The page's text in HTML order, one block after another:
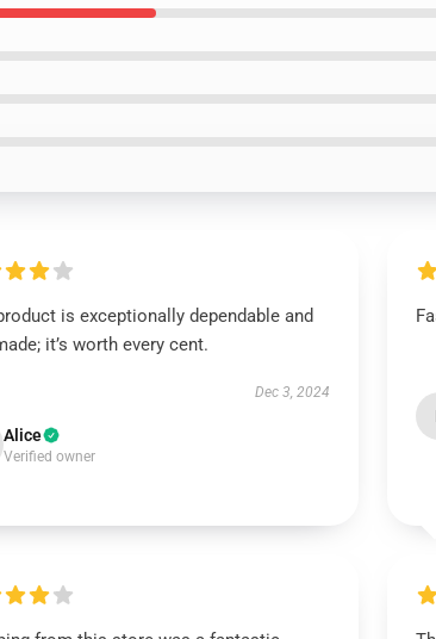
is exceptionally dependable and
it’s worth every cent.
Dec 3, 2024
Alice
Verified owner